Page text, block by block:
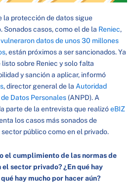
la protección de datos sigue
Sonados casos, como el de la Reniec,
vulneraron datos de unos 30 millones
, están próximos a ser sancionados. Ya
sobre Reniec y solo falta
y sanción a aplicar, informó
, director general de la Autoridad
Datos Personales (ANPD). A
parte de la entrevista que realizóeBIZ
los casos más sonados de
público como en el privado.
el cumplimiento de las normas de
sector privado? ¿En qué hay
hay mucho por hacer aún?